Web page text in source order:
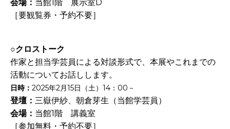
会場： 当館1 階 展示室 D
［要観覧券・予約不要］
○クロストーク
作家と担当学芸員による対談形式で、本展やこれまでの
活動についてお話しします。
日時： 2025年2月15日（土） 14 ： 00 －
登壇： 三嶽伊紗、朝倉芽生（当館学芸員）
会場： 当館1 階 講義室
［参加無料・予約不要］